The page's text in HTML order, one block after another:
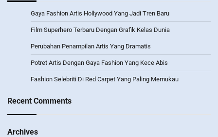
Gaya Fashion Artis Hollywood Yang Jadi Tren Baru
Film Superhero Terbaru Dengan Grafik Kelas Dunia
Perubahan Penampilan Artis Yang Dramatis
Potret Artis Dengan Gaya Fashion Yang Kece Abis
Fashion Selebriti Di Red Carpet Yang Paling Memukau
Recent Comments
Archives